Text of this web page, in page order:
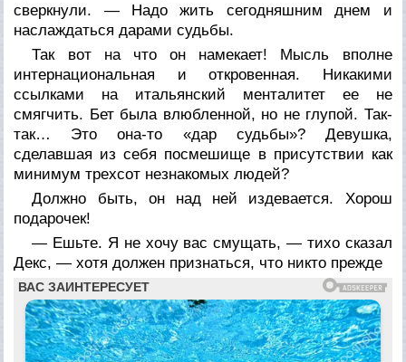
сверкнули. — Надо жить сегодняшним днем и
наслаждаться дарами судьбы.
Так вот на что он намекает! Мысль вполне
интернациональная и откровенная. Никакими
ссылками на итальянский менталитет ее не
смягчить. Бет была влюбленной, но не глупой. Так-
так… Это она-то «дар судьбы»? Девушка,
сделавшая из себя посмешище в присутствии как
минимум трехсот незнакомых людей?
Должно быть, он над ней издевается. Хорош
подарочек!
— Ешьте. Я не хочу вас смущать, — тихо сказал
Декс, — хотя должен признаться, что никто прежде